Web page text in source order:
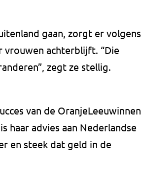
gaan, zorgt er volgens
vrouwen achterblijft. “Die
zegt ze stellig.
van de OranjeLeeuwinnen
haar advies aan Nederlandse
en steek dat geld in de